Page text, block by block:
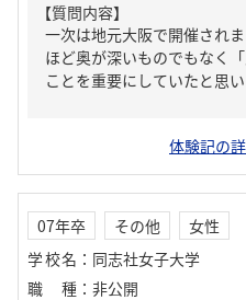
【質問内容】
一次は地元大阪で開催され
ほど奥が深いものでもなく
ことを重要にしていたと思
体験記の
07年卒 その他
女性
学校名 ： 同志社女子大学
職種 ： 非公開